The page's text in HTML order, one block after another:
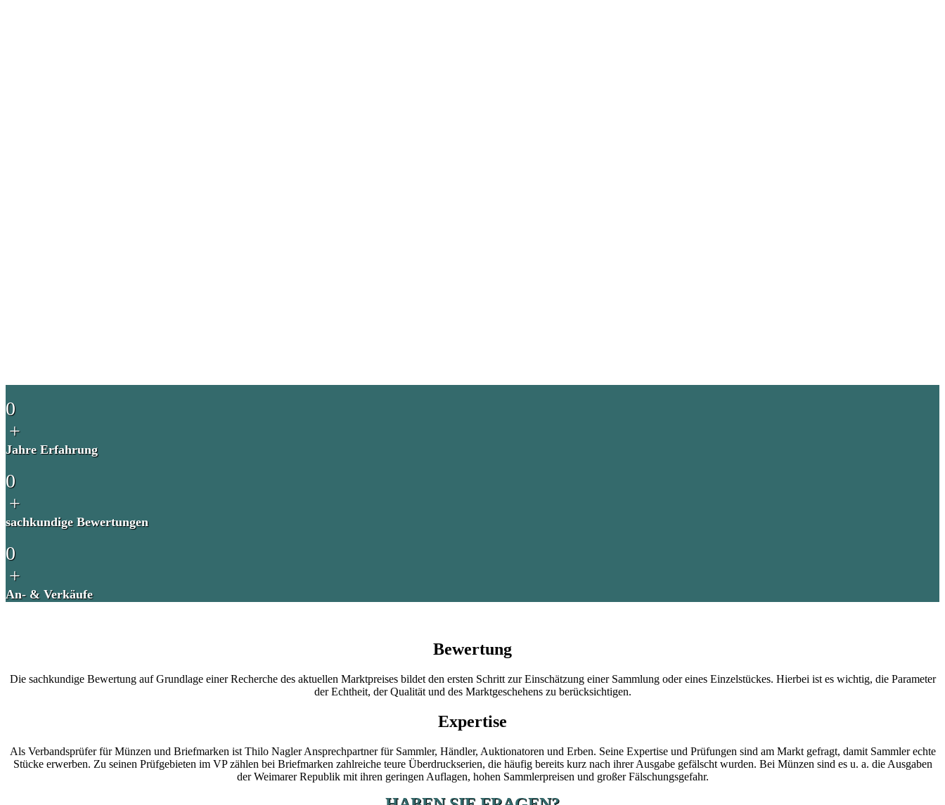
0
+
Jahre Erfahrung
0
+
sachkundige Bewertungen
0
+
An- & Verkäufe
Bewertung
Die sachkundige Bewertung auf Grundlage einer Recherche des aktuellen Marktpreises bildet den ersten Schritt zur Einschätzung einer Sammlung oder eines Einzelstückes. Hierbei ist es wichtig, die Parameter
der Echtheit, der Qualität und des Marktgeschehens zu berücksichtigen.
Expertise
Als Verbandsprüfer für Münzen und Briefmarken ist Thilo Nagler Ansprechpartner für Sammler, Händler, Auktionatoren und Erben. Seine Expertise und Prüfungen sind am Markt gefragt, damit Sammler echte
Stücke erwerben. Zu seinen Prüfgebieten im VP zählen bei Briefmarken zahlreiche teure Überdruckserien, die häufig bereits kurz nach ihrer Ausgabe gefälscht wurden. Bei Münzen sind es u. a. die Ausgaben
der Weimarer Republik mit ihren geringen Auflagen, hohen Sammlerpreisen und großer Fälschungsgefahr.